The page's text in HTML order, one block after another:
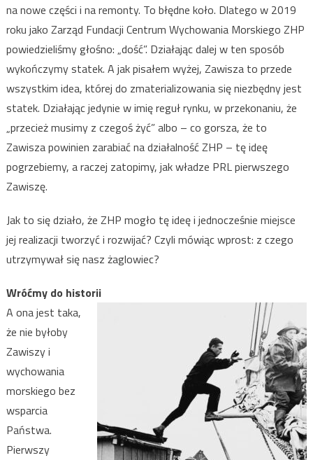
na nowe części i na remonty. To błędne koło. Dlatego w 2019
roku jako Zarząd Fundacji Centrum Wychowania Morskiego ZHP
powiedzieliśmy głośno: „dość”. Działając dalej w ten sposób
wykończymy statek. A jak pisałem wyżej, Zawisza to przede
wszystkim idea, której do zmaterializowania się niezbędny jest
statek. Działając jedynie w imię reguł rynku, w przekonaniu, że
„przecież musimy z czegoś żyć” albo – co gorsza, że to
Zawisza powinien zarabiać na działalność ZHP – tę ideę
pogrzebiemy, a raczej zatopimy, jak władze PRL pierwszego
Zawiszę.
Jak to się działo, że ZHP mogło tę ideę i jednocześnie miejsce
jej realizacji tworzyć i rozwijać? Czyli mówiąc wprost: z czego
utrzymywał się nasz żaglowiec?
Wróćmy do historii
A ona jest taka,
że nie byłoby
Zawiszy i
wychowania
morskiego bez
wsparcia
Państwa.
Pierwszy